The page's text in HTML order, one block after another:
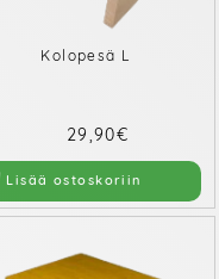
Kolopesä L
29,90€
Lisää ostoskoriin